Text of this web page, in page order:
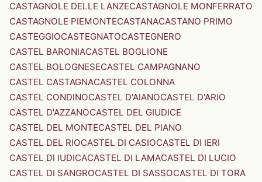
CASTAGNOLE DELLE LANZECASTAGNOLE MONFERRATO
CASTAGNOLE PIEMONTECASTANACASTANO PRIMO
CASTEGGIOCASTEGNATOCASTEGNERO
CASTEL BARONIACASTEL BOGLIONE
CASTEL BOLOGNESECASTEL CAMPAGNANO
CASTEL CASTAGNACASTEL COLONNA
CASTEL CONDINOCASTEL D'AIANOCASTEL D'ARIO
CASTEL D'AZZANOCASTEL DEL GIUDICE
CASTEL DEL MONTECASTEL DEL PIANO
CASTEL DEL RIOCASTEL DI CASIOCASTEL DI IERI
CASTEL DI IUDICACASTEL DI LAMACASTEL DI LUCIO
CASTEL DI SANGROCASTEL DI SASSOCASTEL DI TORA